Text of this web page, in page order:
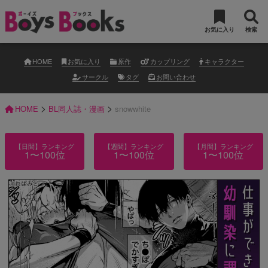
お気に入り 検索
HOME お気に入り 原作 カップリング
キャラクター
サークル
タグ お問い合わせ
HOME > BL同人誌・漫画 > snowwhite
【日間】ランキング
1〜100位
【週間】ランキング
1〜100位
【月間】ランキング
1〜100位